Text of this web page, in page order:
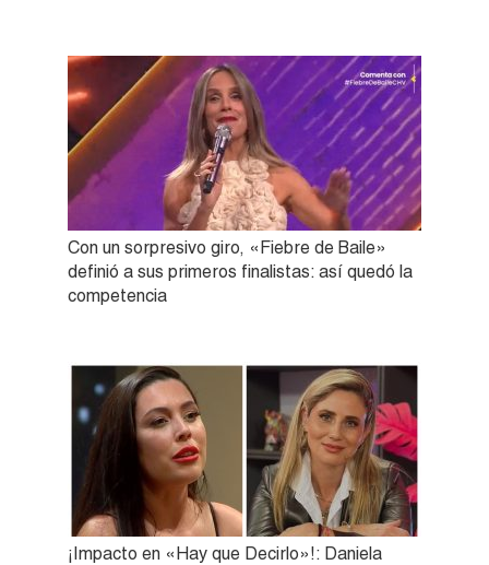
Con un sorpresivo giro, «Fiebre de Baile»
definió a sus primeros finalistas: así quedó la
competencia
¡Impacto en «Hay que Decirlo»!: Daniela